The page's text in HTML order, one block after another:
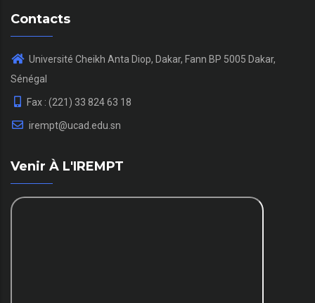
Contacts
Université Cheikh Anta Diop, Dakar, Fann BP 5005 Dakar,
Sénégal
Fax : (221) 33 824 63 18
irempt@ucad.edu.sn
Venir À L'IREMPT